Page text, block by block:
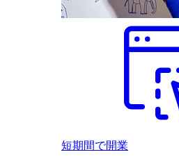
短期間で開業